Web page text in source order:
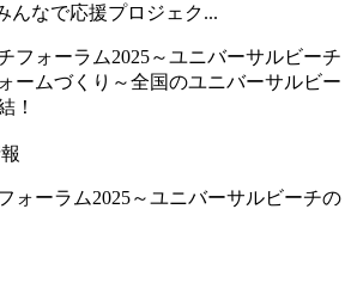
んなで応援プロジェク...
ォーラム2025～ユニバーサルビーチの